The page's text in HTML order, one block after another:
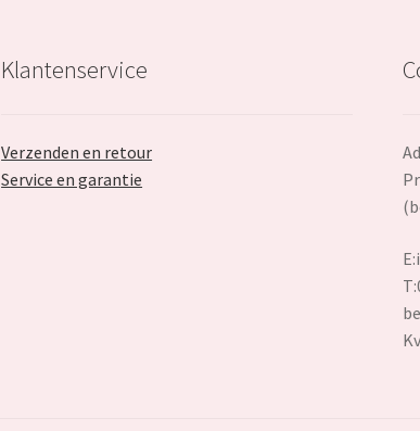
Klantenservice
Verzenden en retour
Service en garantie
E: